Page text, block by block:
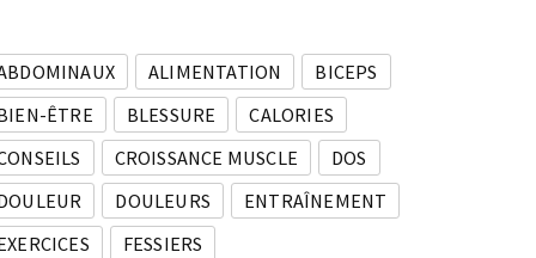
ALIMENTATION
BICEPS
ÊTRE
BLESSURE
CALORIES
CROISSANCE MUSCLE
DOS
DOULEURS
ENTRAÎNEMENT
FESSIERS